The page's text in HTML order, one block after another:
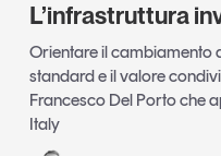
L’infrastruttura
Orientare il cambiamento
standard e il valore
Francesco Del Porto che
Italy